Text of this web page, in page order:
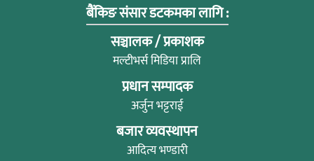
बैंकिङ संसार डटकमका लागि :
सञ्चालक / प्रकाशक
मल्टीभर्स मिडिया प्रालि
प्रधान सम्पादक
अर्जुन भट्टराई
बजार व्यवस्थापन
आदित्य भण्डारी